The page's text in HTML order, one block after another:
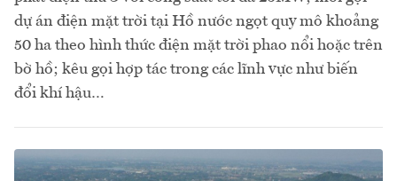
dự án điện mặt trời tại Hồ nước ngọt quy mô khoảng
50 ha theo hình thức điện mặt trời phao nổi hoặc trên
bờ hồ; kêu gọi hợp tác trong các lĩnh vực như biến
đổi khí hậu…